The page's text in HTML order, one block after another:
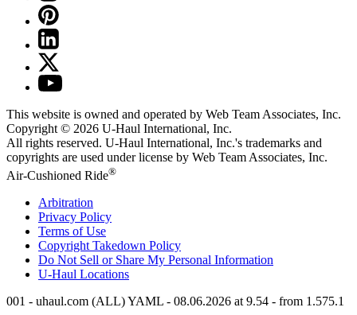
This website is owned and operated by Web Team Associates, Inc.
Copyright © 2026 U-Haul International, Inc.
All rights reserved. U-Haul International, Inc.'s trademarks and
copyrights are used under license by Web Team Associates, Inc.
Air-Cushioned Ride®
Arbitration
Privacy Policy
Terms of Use
Copyright Takedown Policy
Do Not Sell or Share My Personal Information
U-Haul Locations
001 - uhaul.com (ALL) YAML - 08.06.2026 at 9.54 - from 1.575.1